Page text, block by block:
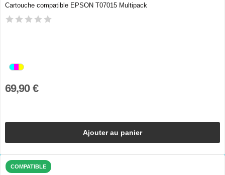
Cartouche compatible EPSON T07015 Multipack
69,90 €
Ajouter au panier
COMPATIBLE